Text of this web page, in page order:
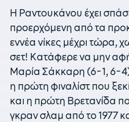
Η Ραντουκάνου έχει
προερχόμενη από τα
εννέα νίκες μέχρι τώρα,
σετ! Κατάφερε να μην
Μαρία Σάκκαρη (6-1, 6-4)
η πρώτη φιναλίστ που
και η πρώτη Βρετανίδα
γκραν σλαμ από το 1977